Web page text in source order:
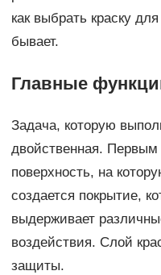
как выбрать краску
бывает.
Главные
Задача, которую
двойственная.
поверхность, на
создается покрытие,
выдерживает
воздействия. Слой
защиты.